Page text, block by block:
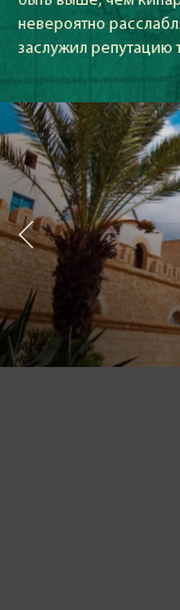
невероятно
заслужил репутацию